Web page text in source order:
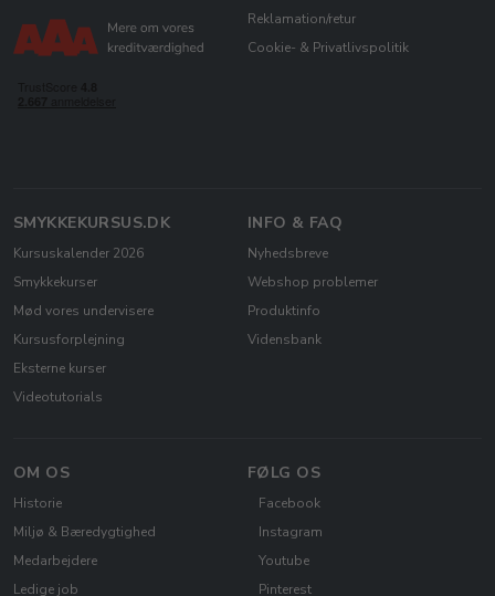
Reklamation/retur
Cookie- & Privatlivspolitik
SMYKKEKURSUS.DK
Kursuskalender 2026
Smykkekurser
Mød vores undervisere
Kursusforplejning
Eksterne kurser
Videotutorials
INFO & FAQ
Nyhedsbreve
Webshop problemer
Produktinfo
Vidensbank
OM OS
Historie
Miljø & Bæredygtighed
Medarbejdere
Ledige job
FØLG OS
Facebook
Instagram
Youtube
Pinterest